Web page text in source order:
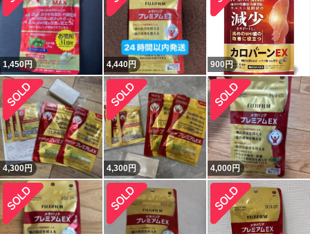
1,450円 4,440円 900円
4,300円 4,300円 4,000円